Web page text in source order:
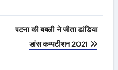
पटना की बबली ने जीता डांडिया
डांस कम्पटीशन 2021